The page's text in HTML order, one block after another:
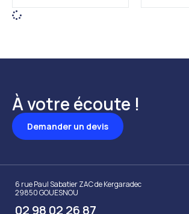
À votre écoute !
Demander un devis
6 rue Paul Sabatier ZAC de Kergaradec
29850 GOUESNOU
02 98 02 26 87